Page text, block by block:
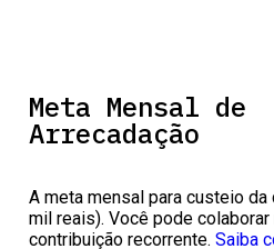
Meta Mensal de
Arrecadação
A meta mensal para custeio da
mil reais). Você pode
contribuição recorrente. Saiba